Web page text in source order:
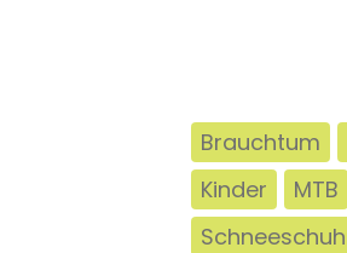
Brauchtum
Kinder
MTB
Schneeschuh